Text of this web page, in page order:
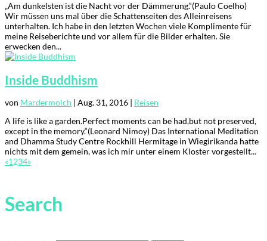
Übersicht
Der
„Am dunkelsten ist die Nacht vor der Dämmerung.“(Paulo Coelho)
Wir müssen uns mal über die Schattenseiten des Alleinreisens
unterhalten. Ich habe in den letzten Wochen viele Komplimente für
meine Reiseberichte und vor allem für die Bilder erhalten. Sie
erwecken den...
Inside Buddhism
von Mardermolch | Aug. 31, 2016 | Reisen
A life is like a garden.Perfect moments can be had,but not preserved,
except in the memory.“(Leonard Nimoy) Das International Meditation
and Dhamma Study Centre Rockhill Hermitage in Wiegirikanda hatte
nichts mit dem gemein, was ich mir unter einem Kloster vorgestellt...
«1234»
Search